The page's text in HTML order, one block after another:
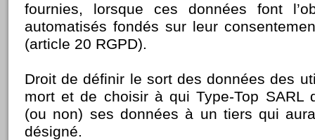
fournies, lorsque ces données font
automatisés fondés sur leur
(article 20 RGPD).
Droit de définir le sort des données des
mort et de choisir à qui Type-Top SARL
(ou non) ses données à un tiers qui
désigné.